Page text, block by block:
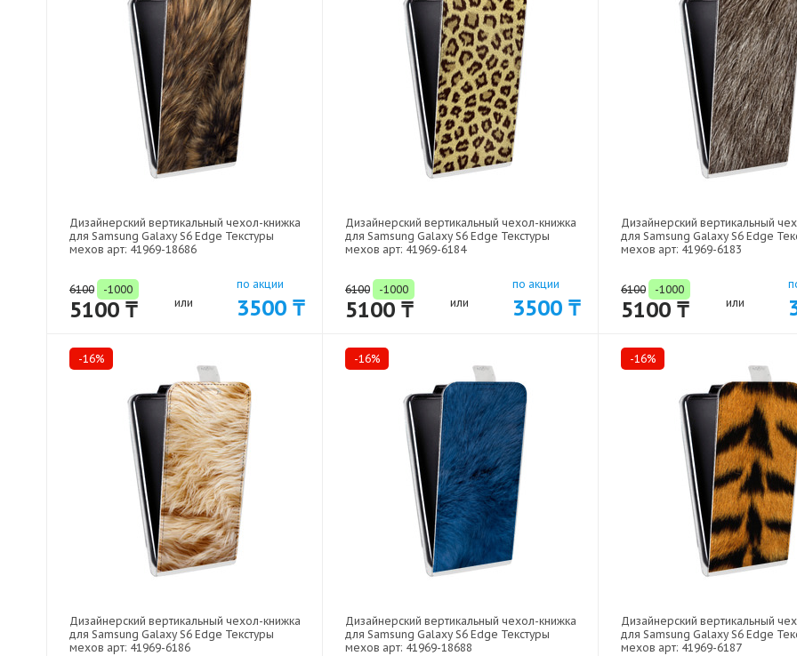
Дизайнерский вертикальный чехол-книжка
для Samsung Galaxy S6 Edge Текстуры
мехов арт: 41969-18686
6100 -1000
5100 ₸ или
по акции
3500 ₸
Дизайнерский вертикальный чехол-книжка
для Samsung Galaxy S6 Edge Текстуры
мехов арт: 41969-6184
6100 -1000
5100 ₸ или
по акции
3500 ₸
Дизайнерский вертикальный
для Samsung Galaxy S6 Edge
мехов арт: 41969-6183
6100 -1000
5100 ₸ или
-16%
Дизайнерский вертикальный чехол-книжка
для Samsung Galaxy S6 Edge Текстуры
мехов арт: 41969-6186
-16%
Дизайнерский вертикальный чехол-книжка
для Samsung Galaxy S6 Edge Текстуры
мехов арт: 41969-18688
-16%
Дизайнерский вертикальный
для Samsung Galaxy S6 Edge
мехов арт: 41969-6187